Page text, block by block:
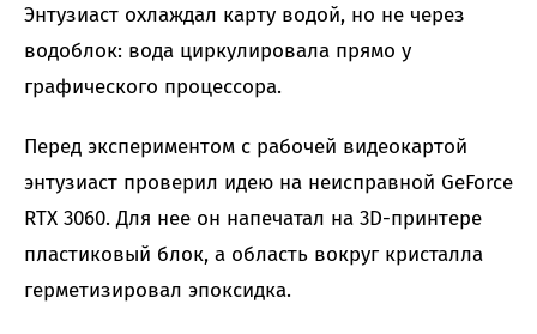
Энтузиаст охлаждал карту водой, но не через
водоблок: вода циркулировала прямо у
графического процессора.
Перед экспериментом с рабочей видеокартой
энтузиаст проверил идею на неисправной GeForce
RTX 3060. Для нее он напечатал на 3D-принтере
пластиковый блок, а область вокруг кристалла
герметизировал эпоксидка.